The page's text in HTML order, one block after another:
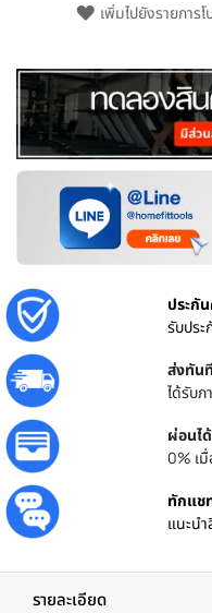
เพิ่มไปยังรายการโ
ประกั
รับปร
ส่งทันที
ได้รับภ
ผ่อนไ
0% เ
ทักแช
แนะน
รายละเอียด